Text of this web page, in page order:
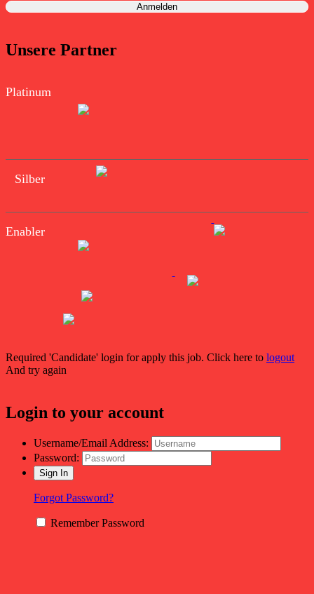
Unsere Partner
Platinum
Silber
Enabler
Required 'Candidate' login for apply this job. Click here to logout
And try again
Login to your account
Username/Email Address:
Password:
Forgot Password?
Remember Password